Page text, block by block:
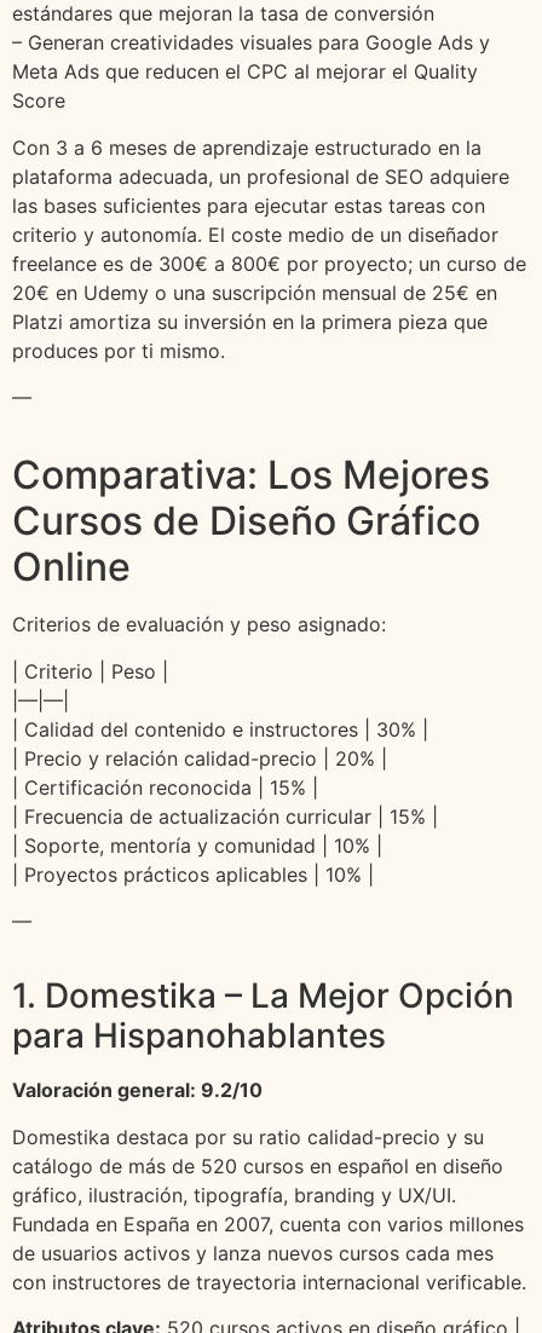
estándares que mejoran la tasa de conversión
– Generan creatividades visuales para Google Ads y
Meta Ads que reducen el CPC al mejorar el Quality
Score
Con 3 a 6 meses de aprendizaje estructurado en la
plataforma adecuada, un profesional de SEO adquiere
las bases suficientes para ejecutar estas tareas con
criterio y autonomía. El coste medio de un diseñador
freelance es de 300€ a 800€ por proyecto; un curso de
20€ en Udemy o una suscripción mensual de 25€ en
Platzi amortiza su inversión en la primera pieza que
produces por ti mismo.
—
Comparativa: Los Mejores
Cursos de Diseño Gráfico
Online
Criterios de evaluación y peso asignado:
| Criterio | Peso |
|—|—|
| Calidad del contenido e instructores | 30% |
| Precio y relación calidad-precio | 20% |
| Certificación reconocida | 15% |
| Frecuencia de actualización curricular | 15% |
| Soporte, mentoría y comunidad | 10% |
| Proyectos prácticos aplicables | 10% |
—
1. Domestika – La Mejor Opción
para Hispanohablantes
Valoración general: 9.2/10
Domestika destaca por su ratio calidad-precio y su
catálogo de más de 520 cursos en español en diseño
gráfico, ilustración, tipografía, branding y UX/UI.
Fundada en España en 2007, cuenta con varios millones
de usuarios activos y lanza nuevos cursos cada mes
con instructores de trayectoria internacional verificable.